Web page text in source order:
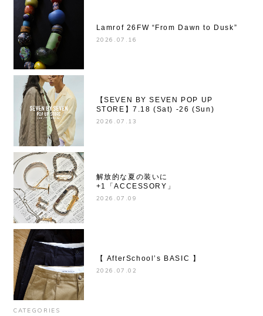
Lamrof 26FW “From Dawn to Dusk”
2026.07.16
【SEVEN BY SEVEN POP UP
STORE】7.18 (Sat) -26 (Sun)
2026.07.13
解放的な夏の装いに
+1「ACCESSORY」
2026.07.09
【 AfterSchool’s BASIC 】
2026.07.02
CATEGORIES